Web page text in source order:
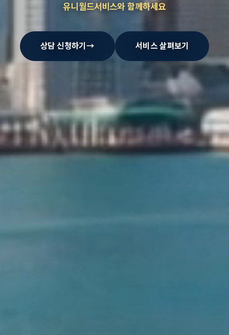
유니월드서비스와 함께하세요
상담 신청하기 → 서비스 살펴보기